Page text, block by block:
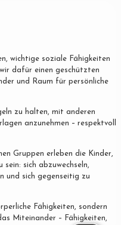
wichtige soziale Fähigkeiten
dafür einen geschützten
und Raum für persönliche
zu halten, mit anderen
anzunehmen – respektvoll
Gruppen erleben die Kinder,
sich abzuwechseln,
und sich gegenseitig zu
Fähigkeiten, sondern
Miteinander – Fähigkeiten,